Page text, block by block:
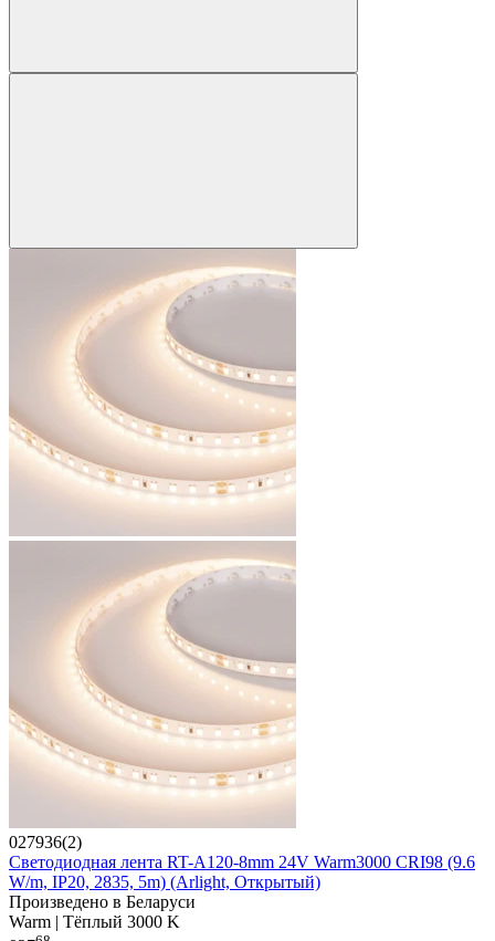
027936(2)
Светодиодная лента RT-A120-8mm 24V Warm3000 CRI98 (9.6
W/m, IP20, 2835, 5m) (Arlight, Открытый)
Произведено в Беларуси
Warm | Тёплый 3000 K